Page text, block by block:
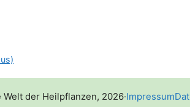
der Heilpflanzen, 2026·Impressum